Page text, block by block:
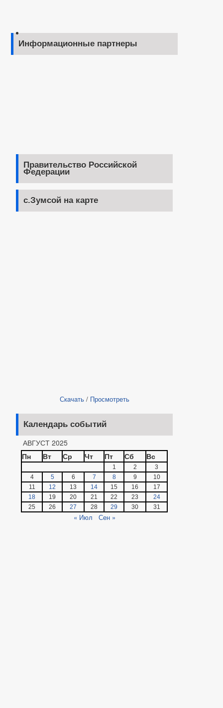
Информационные партнеры
Правительство Российской
Федерации
с.Зумсой на карте
Скачать/ Просмотреть
Календарь событий
АВГУСТ 2025
Пн
Вт Ср Чт Пт Сб Вс
1 2
3
4
5 6 7 8 9
10
11
12 13 14 15 16
17
18
19 20 21 22 23
24
25
26 27 28 29 30 31
« Июл Сен »